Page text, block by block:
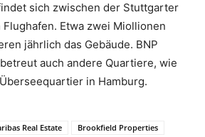
sich zwischen der Stuttgarter
Etwa zwei Miollionen
jährlich das Gebäude. BNP
auch andere Quartiere, wie
in Hamburg.
Real Estate
Brookfield Properties